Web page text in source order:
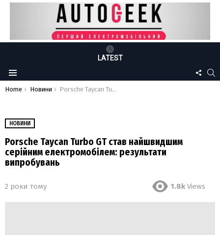
LATEST
Menu
US
You are here:
Home Новини Porsche Taycan Turbo GT став найшвидшим серійним електромобілем: результати випробувань
НОВИНИ
Porsche Taycan Turbo GT став найшвидшим
серійним електромобілем: результати
випробувань
2 роки тому 1.8k Views